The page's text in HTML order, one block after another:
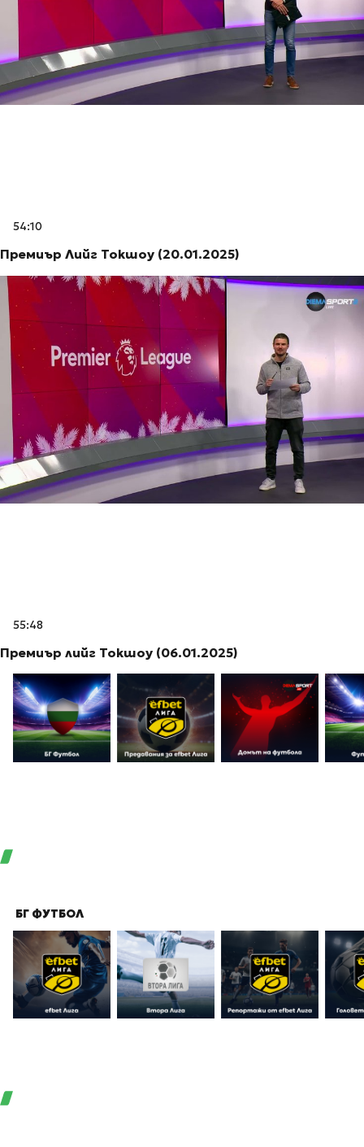
54:10
Премиър Лийг Токшоу (20.01.2025)
55:48
Премиър лийг Токшоу (06.01.2025)
БГ ФУТБОЛ